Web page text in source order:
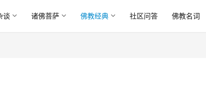
谈 诸佛菩萨 佛教经典 社区问答 佛教名词